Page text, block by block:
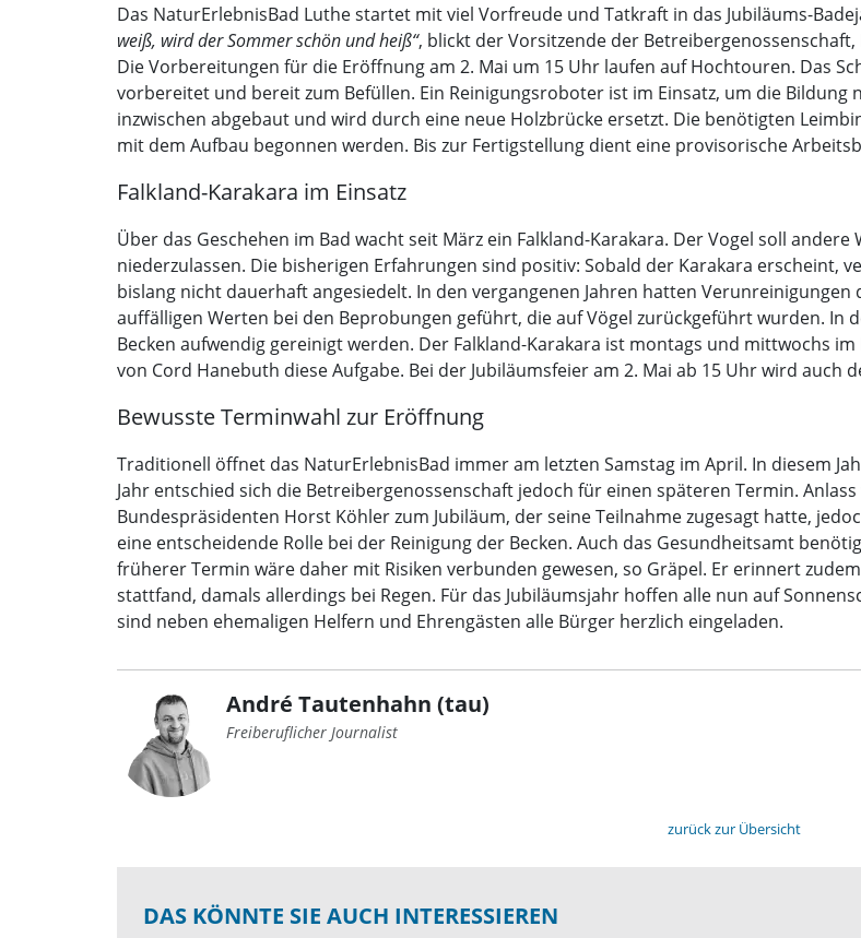
Das NaturErlebnisBad Luthe startet mit viel Vorfreude und Tatkraft in das Jubiläums-
weiß, wird der Sommer schön und heiß“, blickt der Vorsitzende der
Die Vorbereitungen für die Eröffnung am 2. Mai um 15 Uhr laufen auf Hochtouren. Das
vorbereitet und bereit zum Befüllen. Ein Reinigungsroboter ist im Einsatz, um die Bildung
inzwischen abgebaut und wird durch eine neue Holzbrücke ersetzt. Die benötigten
mit dem Aufbau begonnen werden. Bis zur Fertigstellung dient eine provisorische
Falkland-Karakara im Einsatz
Über das Geschehen im Bad wacht seit März ein Falkland-Karakara. Der Vogel soll
niederzulassen. Die bisherigen Erfahrungen sind positiv: Sobald der Karakara erscheint,
bislang nicht dauerhaft angesiedelt. In den vergangenen Jahren hatten
auffälligen Werten bei den Beprobungen geführt, die auf Vögel zurückgeführt wurden. In
Becken aufwendig gereinigt werden. Der Falkland-Karakara ist montags und mittwochs
von Cord Hanebuth diese Aufgabe. Bei der Jubiläumsfeier am 2. Mai ab 15 Uhr wird auch
Bewusste Terminwahl zur Eröffnung
Traditionell öffnet das NaturErlebnisBad immer am letzten Samstag im April. In diesem
Jahr entschied sich die Betreibergenossenschaft jedoch für einen späteren Termin.
Bundespräsidenten Horst Köhler zum Jubiläum, der seine Teilnahme zugesagt hatte,
eine entscheidende Rolle bei der Reinigung der Becken. Auch das Gesundheitsamt
früherer Termin wäre daher mit Risiken verbunden gewesen, so Gräpel. Er erinnert
stattfand, damals allerdings bei Regen. Für das Jubiläumsjahr hoffen alle nun auf
sind neben ehemaligen Helfern und Ehrengästen alle Bürger herzlich eingeladen.
André Tautenhahn (tau)
Freiberuflicher Journalist
zurück zur Übersicht
DAS KÖNNTE SIE AUCH INTERESSIEREN